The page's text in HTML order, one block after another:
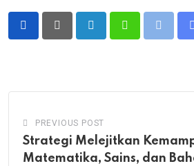
LinkedIn WhatsappPrint
PREVIOUS POST
Strategi Melejitkan
Matematika, Sains, dan